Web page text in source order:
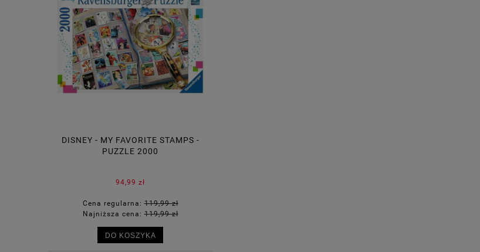
DISNEY - MY FAVORITE STAMPS -
PUZZLE 2000
94,99 zł
Cena regularna:119,99 zł
Najniższa cena:119,99 zł
DO KOSZYKA